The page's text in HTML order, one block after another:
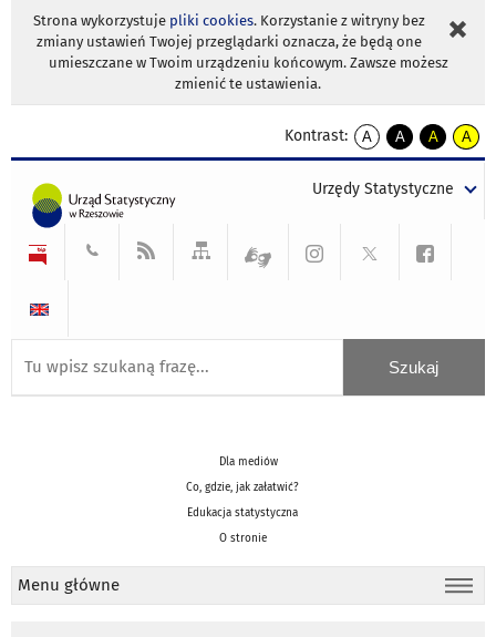
Strona wykorzystuje pliki cookies. Korzystanie z witryny bez
zmiany ustawień Twojej przeglądarki oznacza, że będą one
umieszczane w Twoim urządzeniu końcowym. Zawsze możesz
zmienić te ustawienia.
Kontrast:
A
kontrast
A
kontrast
tekst
czarnym
A
kontrast
tekst
czarnym
A
tekst
żółtym
Urzędy Statystyczne
Dla mediów
Co, gdzie, jak załatwić?
Edukacja statystyczna
O stronie
Menu główne